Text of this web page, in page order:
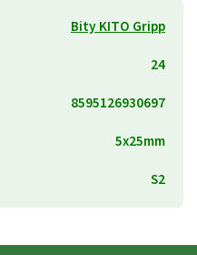
Bity KITO Gripp
24
8595126930697
5x25mm
S2